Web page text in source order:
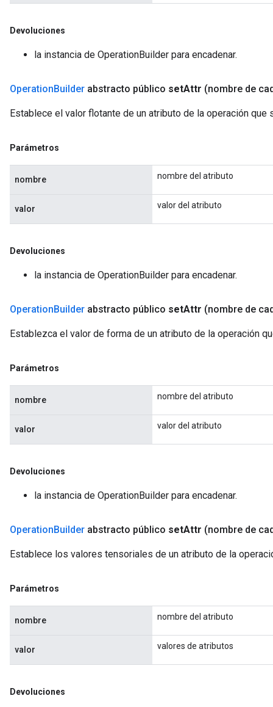
Devoluciones
la instancia de OperationBuilder para encadenar.
OperationBuilder abstracto público setAttr (nombre de
Establece el valor flotante de un atributo de la operación que
Parámetros
nombre nombre del atributo
valor valor del atributo
Devoluciones
la instancia de OperationBuilder para encadenar.
OperationBuilder abstracto público setAttr (nombre de
Establezca el valor de forma de un atributo de la operación
Parámetros
nombre nombre del atributo
valor valor del atributo
Devoluciones
la instancia de OperationBuilder para encadenar.
OperationBuilder abstracto público setAttr (nombre de
Establece los valores tensoriales de un atributo de la
Parámetros
nombre nombre del atributo
valor valores de atributos
Devoluciones